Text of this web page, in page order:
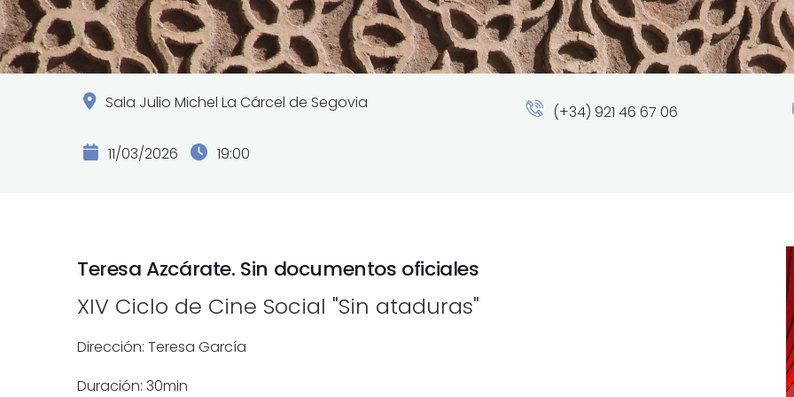
Sala Julio Michel La Cárcel de Segovia
11/03/2026 19:00
(+34) 921 46 67 06
Teresa Azcárate. Sin documentos oficiales
XIV Ciclo de Cine Social "Sin ataduras"
Dirección: Teresa García
Duración: 30min